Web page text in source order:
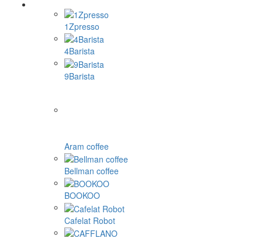
1Zpresso
4Barista
9Barista
Aram coffee
Bellman coffee
BOOKOO
Cafelat Robot